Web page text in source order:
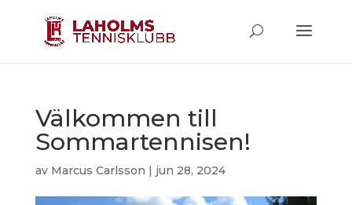
Välkommen till
Sommartennisen!
av Marcus Carlsson | jun 28, 2024